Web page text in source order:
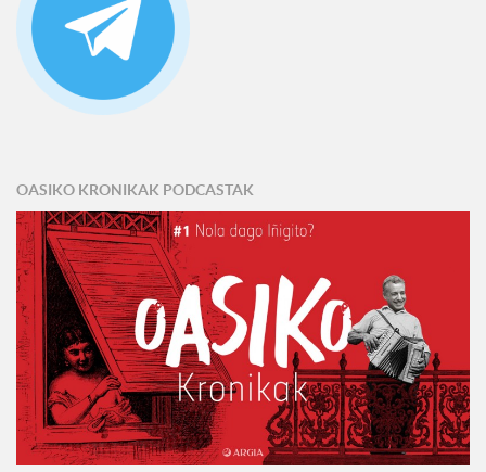
OASIKO KRONIKAK PODCASTAK